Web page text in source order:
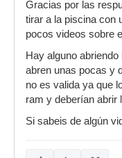
Gracias por las
tirar a la piscina con
pocos videos sobre
Hay alguno
abren unas pocas y
no es valida ya que
ram y deberían abrir
Si sabeis de algún